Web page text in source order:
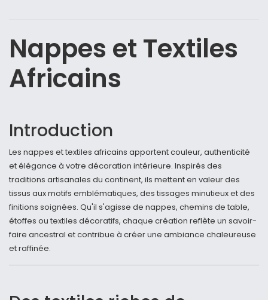
Nappes et Textiles
Africains
Introduction
Les nappes et textiles africains apportent couleur, authenticité
et élégance à votre décoration intérieure. Inspirés des
traditions artisanales du continent, ils mettent en valeur des
tissus aux motifs emblématiques, des tissages minutieux et des
finitions soignées. Qu'il s'agisse de nappes, chemins de table,
étoffes ou textiles décoratifs, chaque création reflète un savoir-
faire ancestral et contribue à créer une ambiance chaleureuse
et raffinée.